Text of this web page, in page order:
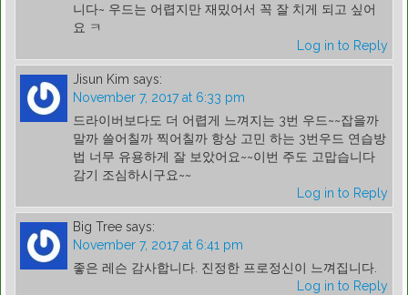
니다~ 우드는 어렵지만 재밌어서 꼭 잘 치게 되고 싶어
요 ㅋ
Log in to Reply
Jisun Kim says:
November 7, 2017 at 6:33 pm
드라이버보다도 더 어렵게 느껴지는 3번 우드~~잡을까
말까 쓸어칠까 찍어칠까 항상 고민 하는 3번우드 연습방
법 너무 유용하게 잘 보았어요~~이번 주도 고맙습니다
감기 조심하시구요~~
Log in to Reply
Big Tree says:
November 7, 2017 at 6:41 pm
좋은 레슨 감사합니다. 진정한 프로정신이 느껴집니다.
Log in to Reply